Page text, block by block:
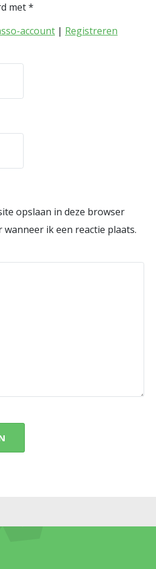
met*
account | Registreren
opslaan in deze browser
ik een reactie plaats.